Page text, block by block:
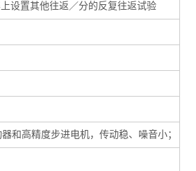
设置其他往返／分的反复往返试验
器和高精度步进电机，传动稳、噪音小；